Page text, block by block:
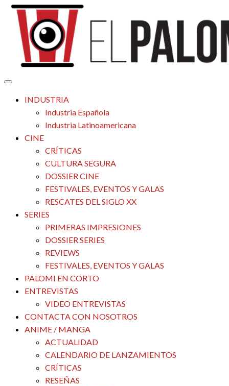
Saltar
contenido
El Palomitrón
Tu espacio de la industria de cine española y latinoamericana
INDUSTRIA
Industria Española
Industria Latinoamericana
CINE
CRÍTICAS
CULTURA SEGURA
DOSSIER CINE
FESTIVALES, EVENTOS Y GALAS
RESCATES DEL SIGLO XX
SERIES
PRIMERAS IMPRESIONES
DOSSIER SERIES
REVIEWS
FESTIVALES, EVENTOS Y GALAS
PALOMI EN CORTO
ENTREVISTAS
VIDEO ENTREVISTAS
CONTACTA CON NOSOTROS
ANIME / MANGA
ACTUALIDAD
CALENDARIO DE LANZAMIENTOS
CRÍTICAS
RESEÑAS